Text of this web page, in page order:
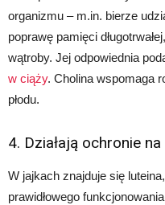
organizmu – m.in. bierze
poprawę pamięci
wątroby. Jej odpowiednia
w ciąży. Cholina wspomaga
płodu.
4. Działają ochronie na
W jajkach znajduje się
prawidłowego